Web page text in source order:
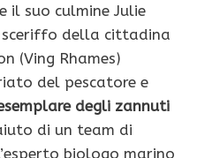
il suo culmine Julie
sceriffo della cittadina
(Ving Rhames)
del pescatore e
degli zannuti
di un team di
biologo marino